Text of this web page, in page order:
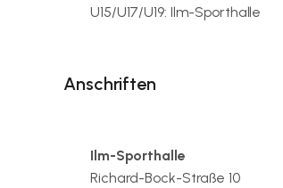
U15/U17/U19: Ilm-Sporthalle
Anschriften
Ilm-Sporthalle
Richard-Bock-Straße 10